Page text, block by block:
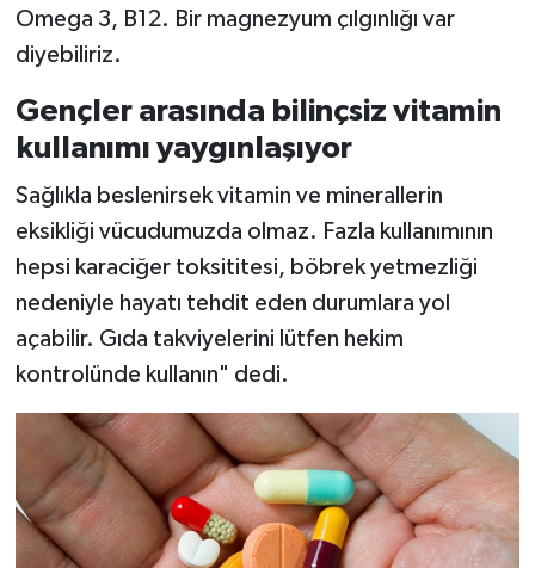
Omega 3, B12. Bir magnezyum çılgınlığı var
diyebiliriz.
Gençler arasında bilinçsiz vitamin
kullanımı yaygınlaşıyor
Sağlıkla beslenirsek vitamin ve minerallerin
eksikliği vücudumuzda olmaz. Fazla kullanımının
hepsi karaciğer toksititesi, böbrek yetmezliği
nedeniyle hayatı tehdit eden durumlara yol
açabilir. Gıda takviyelerini lütfen hekim
kontrolünde kullanın" dedi.